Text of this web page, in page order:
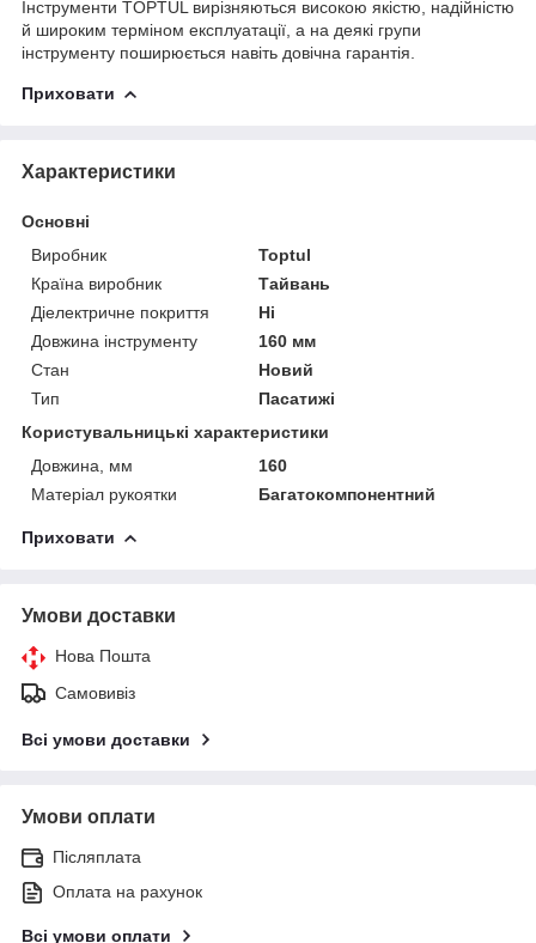
Інструменти TOPTUL вирізняються високою якістю, надійністю
й широким терміном експлуатації, а на деякі групи
інструменту поширюється навіть довічна гарантія.
Приховати
Характеристики
Основні
Виробник
Toptul
Країна виробник
Тайвань
Діелектричне покриття
Ні
Довжина інструменту
160 мм
Стан
Новий
Тип
Пасатижі
Користувальницькі характеристики
Довжина, мм
160
Матеріал рукоятки
Багатокомпонентний
Приховати
Умови доставки
Нова Пошта
Самовивіз
Всі умови доставки
Умови оплати
Післяплата
Оплата на рахунок
Всі умови оплати